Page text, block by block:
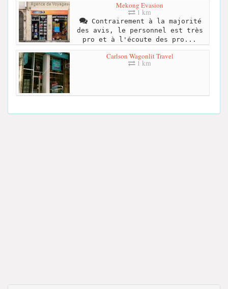
Mekong Evasion
1 km
Contrairement à la majorité
des avis, le personnel est très
pro et à l'écoute des pro...
Carlson Wagonlit Travel
1 km